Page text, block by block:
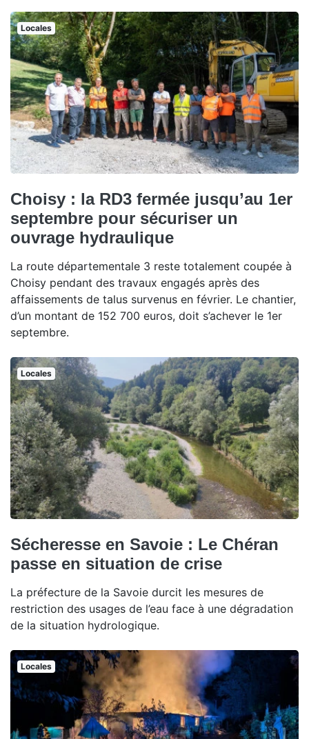
Locales
Choisy : la RD3 fermée jusqu’au 1er
septembre pour sécuriser un
ouvrage hydraulique
La route départementale 3 reste totalement coupée à
Choisy pendant des travaux engagés après des
affaissements de talus survenus en février. Le chantier,
d’un montant de 152 700 euros, doit s’achever le 1er
septembre.
Locales
Sécheresse en Savoie : Le Chéran
passe en situation de crise
La préfecture de la Savoie durcit les mesures de
restriction des usages de l’eau face à une dégradation
de la situation hydrologique.
Locales